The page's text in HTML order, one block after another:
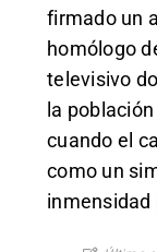
firmado un
homólogo
televisivo
la
cuando el
como un
inmensidad